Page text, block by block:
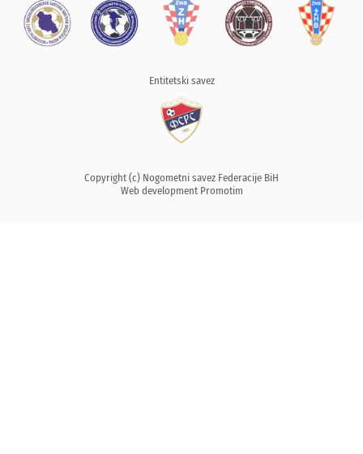
Entitetski savez
Copyright (c) Nogometni savez Federacije BiH
Web development Promotim